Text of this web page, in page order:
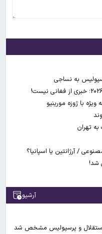
به نساجی
با ژوزه مورینیو
تهران
شد!
آرشیو
استقلال و پرسپولیس مشخص شد